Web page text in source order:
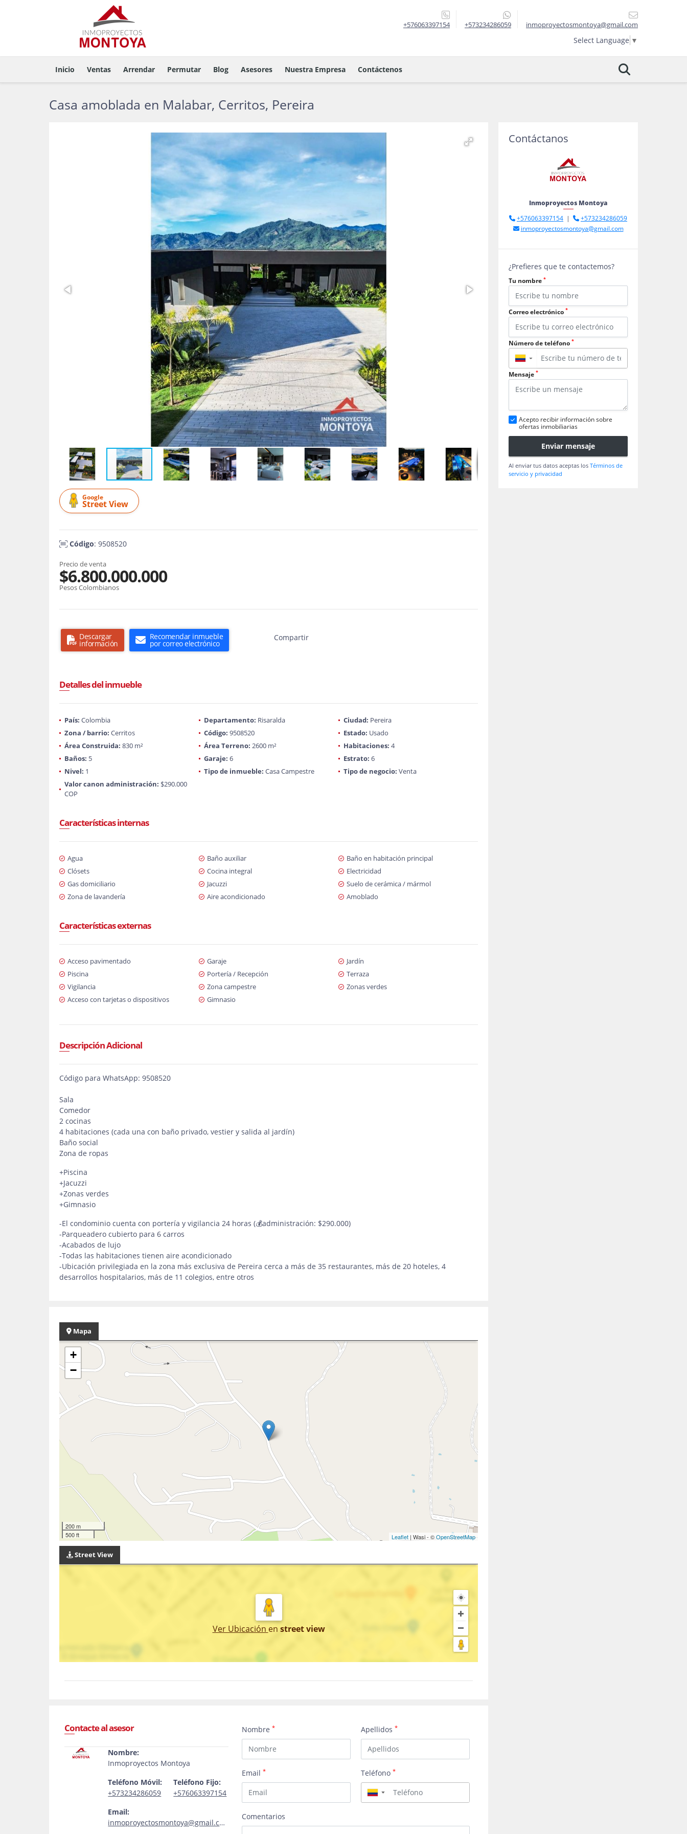
+576063397154 +573234286059 inmoproyectosmontoya@gmail.com
Select Language ▼
Inicio Ventas Arrendar Permutar Blog Asesores Nuestra Empresa Contáctenos
Casa amoblada en Malabar, Cerritos, Pereira
Google
Street View
Código: 9508520
Precio de venta
$6.800.000.000
Pesos Colombianos
Descargar
información
Recomendar inmueble
por correo electrónico
Compartir
Detalles del inmueble
País: Colombia Departamento: Risaralda Ciudad: Pereira
Zona / barrio: Cerritos Código: 9508520 Estado: Usado
Área Construida: 830 m² Área Terreno: 2600 m² Habitaciones: 4
Baños: 5 Garaje: 6 Estrato: 6
Nivel: 1 Tipo de inmueble: Casa Campestre Tipo de negocio: Venta
Valor canon administración: $290.000
COP
Características internas
Agua Baño auxiliar
Baño en habitación principal
Clósets
Cocina integral
Electricidad
Gas domiciliario
Jacuzzi
Suelo de cerámica / mármol
Zona de lavandería
Aire acondicionado Amoblado
Características externas
Acceso pavimentado Garaje
Jardín
Piscina
Portería / Recepción
Terraza
Vigilancia
Zona campestre
Zonas verdes
Acceso con tarjetas o dispositivos
Gimnasio
Descripción Adicional
Código para WhatsApp: 9508520
Sala
Comedor
2 cocinas
4 habitaciones (cada una con baño privado, vestier y salida al jardín)
Baño social
Zona de ropas
+Piscina
+Jacuzzi
+Zonas verdes
+Gimnasio
-El condominio cuenta con portería y vigilancia 24 horas (💰administración: $290.000)
-Parqueadero cubierto para 6 carros
-Acabados de lujo
-Todas las habitaciones tienen aire acondicionado
-Ubicación privilegiada en la zona más exclusiva de Pereira cerca a más de 35 restaurantes, más de 20 hoteles, 4
desarrollos hospitalarios, más de 11 colegios, entre otros
Mapa
+
−
200 m
500 ft
Leaflet | Wasi - ©OpenStreetMap
Street View
Ver Ubicación en street view
Contacte al asesor
Nombre:
Inmoproyectos Montoya
Teléfono Móvil:
+573234286059
Teléfono Fijo:
+576063397154
Email:
inmoproyectosmontoya@gmail.com
Nombre* Apellidos*
Email* Teléfono*
▼
Comentarios
Contáctanos
Inmoproyectos Montoya
+576063397154 |
+573234286059
inmoproyectosmontoya@gmail.com
¿Prefieres que te contactemos?
Tu nombre *
Correo electrónico *
Número de teléfono *
▼
Mensaje *
Acepto recibir información sobre
ofertas inmobiliarias
Enviar mensaje
Al enviar tus datos aceptas los Términos de
servicio y privacidad